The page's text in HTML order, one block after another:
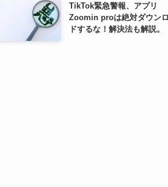
TikTok緊急警報、アプリ
Zoomin proは絶対ダウン
ドするな！解決法も解説。